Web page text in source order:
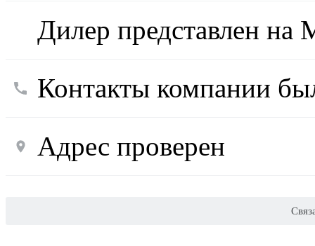
Дилер представлен на
Контакты компании
Адрес проверен